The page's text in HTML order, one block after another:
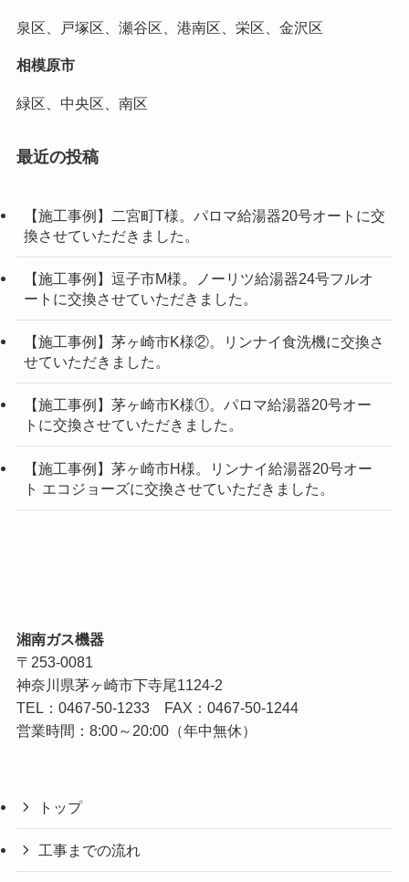
泉区、戸塚区、瀬谷区、港南区、栄区、金沢区
相模原市
緑区、中央区、南区
最近の投稿
【施工事例】二宮町T様。パロマ給湯器20号オートに交
換させていただきました。
【施工事例】逗子市M様。ノーリツ給湯器24号フルオ
ートに交換させていただきました。
【施工事例】茅ヶ崎市K様②。リンナイ食洗機に交換さ
せていただきました。
【施工事例】茅ヶ崎市K様①。パロマ給湯器20号オー
トに交換させていただきました。
【施工事例】茅ヶ崎市H様。リンナイ給湯器20号オー
ト エコジョーズに交換させていただきました。
湘南ガス機器
〒253-0081
神奈川県茅ヶ崎市下寺尾1124-2
TEL： 0467-50-1233FAX：0467-50-1244
営業時間：8:00～20:00（年中無休）
トップ
工事までの流れ